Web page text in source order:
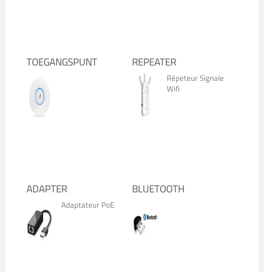
TOEGANGSPUNT REPEATER
Répeteur Signale
Wifi
ADAPTER
Adaptateur PoE
BLUETOOTH